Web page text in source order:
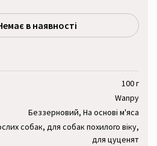
в наявності
100 г
Wanpy
Беззерновий, На основі м'яса
собак, для собак похилого віку,
для цуценят